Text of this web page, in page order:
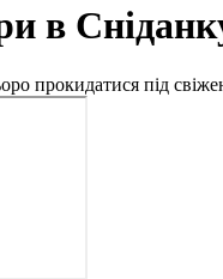
в
прокидатися під